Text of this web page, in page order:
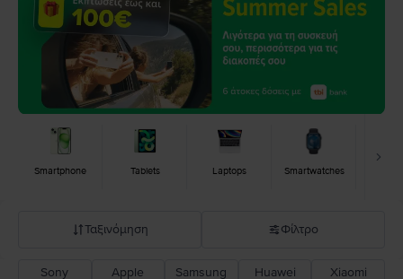
Smartphone Tablets Laptops Smartwatches
Ταξινόμηση
Σύσταση Flip
Φίλτρο
Sony Apple Samsung Huawei Xiaomi